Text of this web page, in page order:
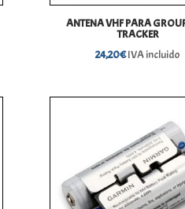
ANTENA VHF PARA
TRACKER
24,20€IVA incluido